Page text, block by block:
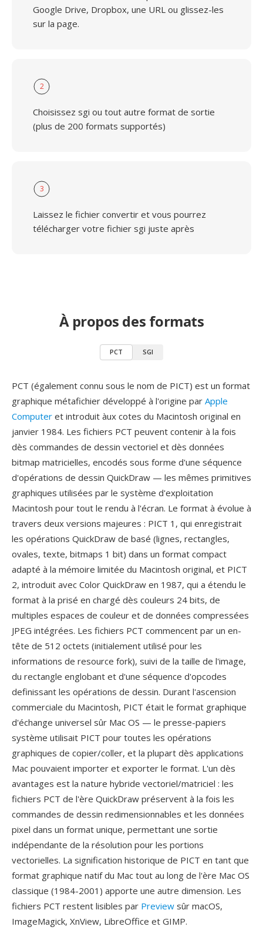
Google Drive, Dropbox, une URL ou glissez-les
sur la page.
2
Choisissez sgi ou tout autre format de sortie
(plus de 200 formats supportés)
3
Laissez le fichier convertir et vous pourrez
télécharger votre fichier sgi juste après
À propos des formats
PCT SGI
PCT (également connu sous le nom de PICT) est un format
graphique métafichier développé à l'origine par Apple
Computer et introduit àux cotes du Macintosh original en
janvier 1984. Les fichiers PCT peuvent contenir à la fois
dès commandes de dessin vectoriel et dès données
bitmap matricielles, encodés sous forme d'une séquence
d'opérations de dessin QuickDraw — les mêmes primitives
graphiques utilisées par le système d'exploitation
Macintosh pour tout le rendu à l'écran. Le format à évolue à
travers deux versions majeures : PICT 1, qui enregistrait
les opérations QuickDraw de basé (lignes, rectangles,
ovales, texte, bitmaps 1 bit) dans un format compact
adapté à la mémoire limitée du Macintosh original, et PICT
2, introduit avec Color QuickDraw en 1987, qui a étendu le
format à la prisé en chargé dès couleurs 24 bits, de
multiples espaces de couleur et de données compressées
JPEG intégrées. Les fichiers PCT commencent par un en-
tête de 512 octets (initialement utilisé pour les
informations de resource fork), suivi de la taille de l'image,
du rectangle englobant et d'une séquence d'opcodes
definissant les opérations de dessin. Durant l'ascension
commerciale du Macintosh, PICT était le format graphique
d'échange universel sûr Mac OS — le presse-papiers
système utilisait PICT pour toutes les opérations
graphiques de copier/coller, et la plupart dès applications
Mac pouvaient importer et exporter le format. L'un dès
avantages est la nature hybride vectoriel/matriciel : les
fichiers PCT de l'ère QuickDraw préservent à la fois les
commandes de dessin redimensionnables et les données
pixel dans un format unique, permettant une sortie
indépendante de la résolution pour les portions
vectorielles. La signification historique de PICT en tant que
format graphique natif du Mac tout au long de l'ère Mac OS
classique (1984-2001) apporte une autre dimension. Les
fichiers PCT restent lisibles par Preview sûr macOS,
ImageMagick, XnView, LibreOffice et GIMP.